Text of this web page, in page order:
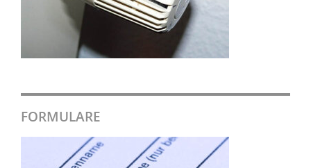
FORMULARE